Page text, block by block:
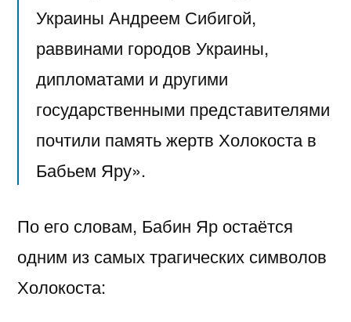
Украины Андреем Сибигой,
раввинами городов Украины,
дипломатами и другими
государственными представителями
почтили память жертв Холокоста в
Бабьем Яру».
По его словам, Бабин Яр остаётся
одним из самых трагических символов
Холокоста: